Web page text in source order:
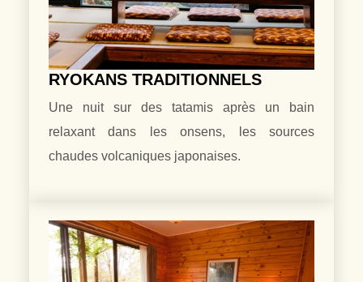
RYOKANS TRADITIONNELS
Une nuit sur des tatamis après un bain
relaxant dans les onsens, les sources
chaudes volcaniques japonaises.